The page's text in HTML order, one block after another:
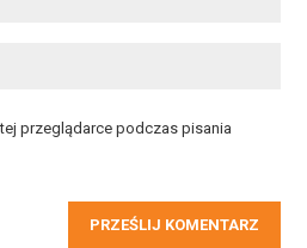
przeglądarce podczas pisania
PRZEŚLIJ KOMENTARZ